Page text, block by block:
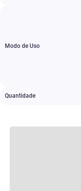
Modo de Uso
Quantidade